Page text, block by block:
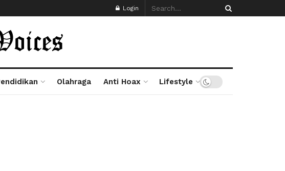
Login
Olahraga Anti Hoax Lifestyle